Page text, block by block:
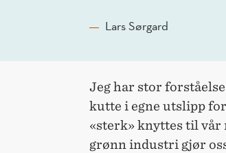
Lars Sørgard
Jeg har stor
kutte i egne utslipp
«sterk» knyttes til
grønn industri gjør